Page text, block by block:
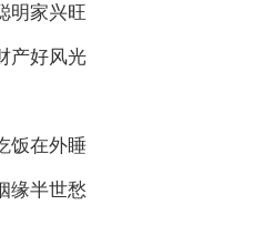
明家兴旺
产好风光
饭在外睡
缘半世愁